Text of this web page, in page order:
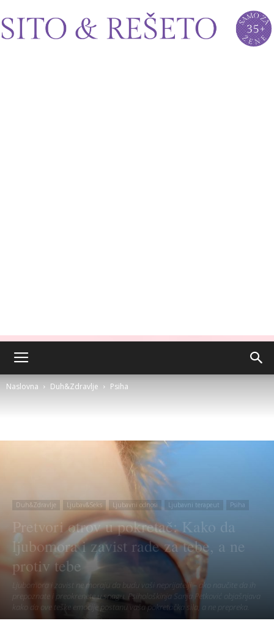
Naslovna Duh&Zdravlje Psiha
Duh&Zdravlje Ljubav&Seks Ljubavni odnosi Ljubavni terapeut Psiha
Pretvori otrov u pokretač: Kako da
ljubomora i zavist rade za tebe, a ne
protiv tebe
Ljubomora i zavist ne moraju da budu vaši neprijatelji – ako naučite da ih
prepoznate i preokrenete u snagu. Psihološkinja Sanja Petković objašnjava
kako da ove teške emocije postanu vaša pokretačka sila, a ne prepreka.